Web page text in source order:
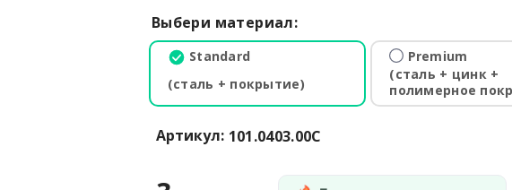
Выбери материал:
Standard
(сталь + покрытие)
Premium
(сталь + цинк +
полимерное
Артикул: 101.0403.00C